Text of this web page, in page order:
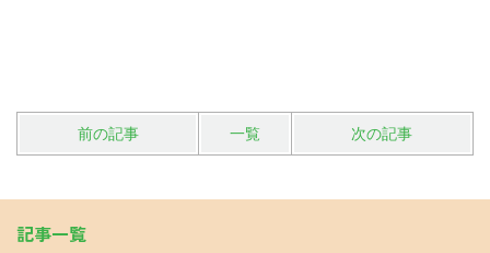
前の記事 一覧 次の記事
記事一覧